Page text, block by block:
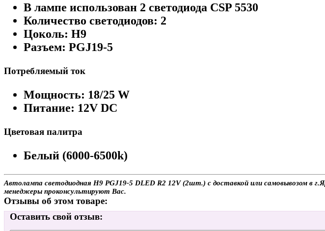
В лампе использован 2 светодиодa CSP 5530
Количество светодиодов: 2
Цоколь: H9
Разъем: PGJ19-5
Потребляемый ток
Мощность: 18/25 W
Питание: 12V DC
Цветовая палитра
Белый (6000-6500k)
Автолампа светодиодная H9 PGJ19-5 DLED R2 12V (2шт.) с доставкой или самовывозом в
менеджеры проконсультируют Вас.
Отзывы об этом товаре:
Оставить свой отзыв: